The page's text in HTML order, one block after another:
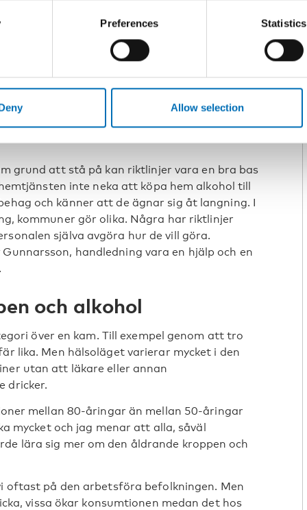
Preferences Statistics
Allow selection
de misstänker kan ha problem med
många är rädda för att fråga. Om en person
inte självklart att fråga om personen
i en utbildning. Det finns metoder för hur
där man i stället kommer in på olika
grund att stå på kan riktlinjer vara en bra bas
inte neka att köpa hem alkohol till
och känner att de ägnar sig åt langning. I
kommuner gör olika. Några har riktlinjer
själva avgöra hur de vill göra.
handledning vara en hjälp och en
och alkohol
över en kam. Till exempel genom att tro
lika. Men hälsoläget varierar mycket i den
utan att läkare eller annan
dricker.
mellan 80-åringar än mellan 50-åringar
mycket och jag menar att alla, såväl
lära sig mer om den åldrande kroppen och
oftast på den arbetsföra befolkningen. Men
vissa ökar konsumtionen medan det hos